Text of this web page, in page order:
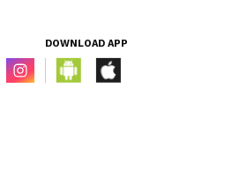
DOWNLOAD APP